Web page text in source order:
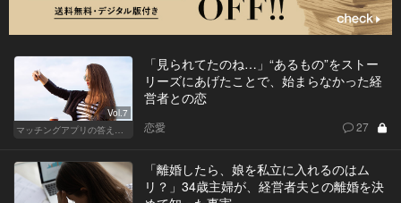
Vol.7
マッチングアプリの答えあわせ【A】～SEASON2～
「見られてたのね…」“あるもの”をストー
リーズにあげたことで、始まらなかった経
営者との恋
恋愛 27
「離婚したら、娘を私立に入れるのはム
リ？」34歳主婦が、経営者夫との離婚を決